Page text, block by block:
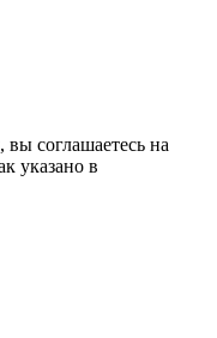
соглашаетесь на
указано в